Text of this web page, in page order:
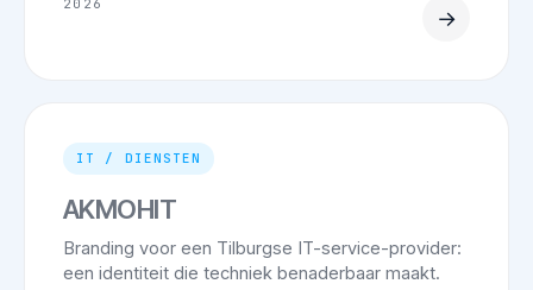
2026
→
IT / DIENSTEN
AKMOHIT
Branding voor een Tilburgse IT-service-provider:
een identiteit die techniek benaderbaar maakt.